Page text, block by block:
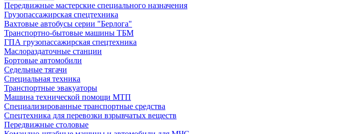
Передвижные мастерские специального назначения
Грузопассажирская спецтехника
Вахтовые автобусы серии "Берлога"
Транспортно-бытовые машины ТБМ
ГПА грузопассажирская спецтехника
Маслораздаточные станции
Бортовые автомобили
Седельные тягачи
Специальная техника
Транспортные эвакуаторы
Машина технической помощи МТП
Специализированные транспортные средства
Спецтехника для перевозки взрывчатых веществ
Передвижные столовые